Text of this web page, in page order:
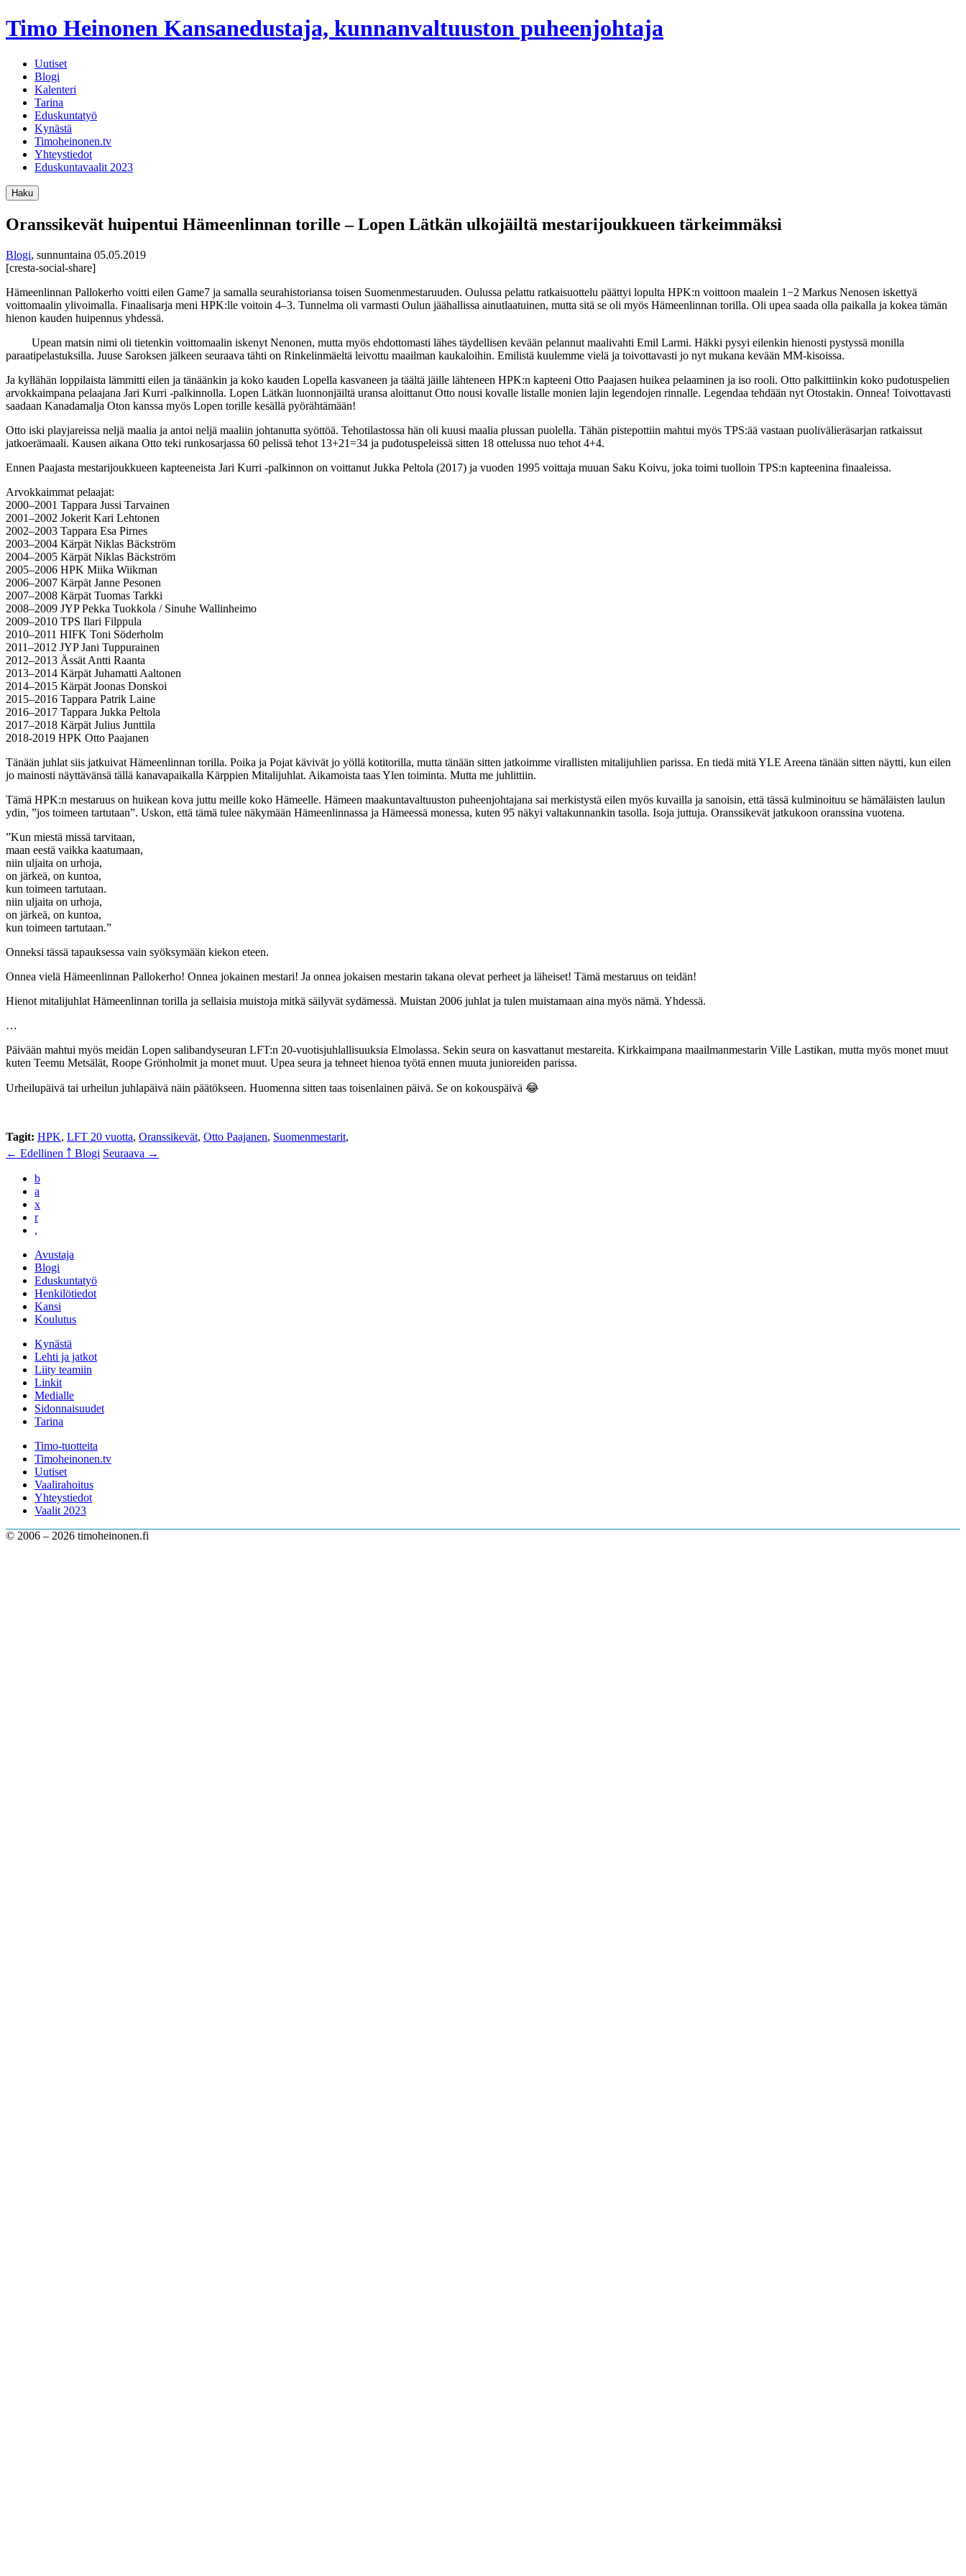
Timo Heinonen Kansanedustaja, kunnanvaltuuston puheenjohtaja
Uutiset
Blogi
Kalenteri
Tarina
Eduskuntatyö
Kynästä
Timoheinonen.tv
Yhteystiedot
Eduskuntavaalit 2023
Haku
Oranssikevät huipentui Hämeenlinnan torille – Lopen Lätkän ulkojäiltä mestarijoukkueen tärkeimmäksi
Blogi, sunnuntaina 05.05.2019
[cresta-social-share]
Hämeenlinnan Pallokerho voitti eilen Game7 ja samalla seurahistoriansa toisen Suomenmestaruuden. Oulussa pelattu ratkaisuottelu päättyi lopulta HPK:n voittoon maalein 1−2 Markus Nenosen iskettyä
voittomaalin ylivoimalla. Finaalisarja meni HPK:lle voitoin 4–3. Tunnelma oli varmasti Oulun jäähallissa ainutlaatuinen, mutta sitä se oli myös Hämeenlinnan torilla. Oli upea saada olla paikalla ja kokea tämän
hienon kauden huipennus yhdessä.
Upean matsin nimi oli tietenkin voittomaalin iskenyt Nenonen, mutta myös ehdottomasti lähes täydellisen kevään pelannut maalivahti Emil Larmi. Häkki pysyi eilenkin hienosti pystyssä monilla
paraatipelastuksilla. Juuse Saroksen jälkeen seuraava tähti on Rinkelinmäeltä leivottu maailman kaukaloihin. Emilistä kuulemme vielä ja toivottavasti jo nyt mukana kevään MM-kisoissa.
Ja kyllähän loppilaista lämmitti eilen ja tänäänkin ja koko kauden Lopella kasvaneen ja täältä jäille lähteneen HPK:n kapteeni Otto Paajasen huikea pelaaminen ja iso rooli. Otto palkittiinkin koko pudotuspelien
arvokkaimpana pelaajana Jari Kurri -palkinnolla. Lopen Lätkän luonnonjäiltä uransa aloittanut Otto nousi kovalle listalle monien lajin legendojen rinnalle. Legendaa tehdään nyt Otostakin. Onnea! Toivottavasti
saadaan Kanadamalja Oton kanssa myös Lopen torille kesällä pyörähtämään!
Otto iski playjareissa neljä maalia ja antoi neljä maaliin johtanutta syöttöä. Tehotilastossa hän oli kuusi maalia plussan puolella. Tähän pistepottiin mahtui myös TPS:ää vastaan puolivälieräsarjan ratkaissut
jatkoerämaali. Kausen aikana Otto teki runkosarjassa 60 pelissä tehot 13+21=34 ja pudotuspeleissä sitten 18 ottelussa nuo tehot 4+4.
Ennen Paajasta mestarijoukkueen kapteeneista Jari Kurri -palkinnon on voittanut Jukka Peltola (2017) ja vuoden 1995 voittaja muuan Saku Koivu, joka toimi tuolloin TPS:n kapteenina finaaleissa.
Arvokkaimmat pelaajat:
2000–2001 Tappara Jussi Tarvainen
2001–2002 Jokerit Kari Lehtonen
2002–2003 Tappara Esa Pirnes
2003–2004 Kärpät Niklas Bäckström
2004–2005 Kärpät Niklas Bäckström
2005–2006 HPK Miika Wiikman
2006–2007 Kärpät Janne Pesonen
2007–2008 Kärpät Tuomas Tarkki
2008–2009 JYP Pekka Tuokkola / Sinuhe Wallinheimo
2009–2010 TPS Ilari Filppula
2010–2011 HIFK Toni Söderholm
2011–2012 JYP Jani Tuppurainen
2012–2013 Ässät Antti Raanta
2013–2014 Kärpät Juhamatti Aaltonen
2014–2015 Kärpät Joonas Donskoi
2015–2016 Tappara Patrik Laine
2016–2017 Tappara Jukka Peltola
2017–2018 Kärpät Julius Junttila
2018-2019 HPK Otto Paajanen
Tänään juhlat siis jatkuivat Hämeenlinnan torilla. Poika ja Pojat kävivät jo yöllä kotitorilla, mutta tänään sitten jatkoimme virallisten mitalijuhlien parissa. En tiedä mitä YLE Areena tänään sitten näytti, kun eilen
jo mainosti näyttävänsä tällä kanavapaikalla Kärppien Mitalijuhlat. Aikamoista taas Ylen toiminta. Mutta me juhlittiin.
Tämä HPK:n mestaruus on huikean kova juttu meille koko Hämeelle. Hämeen maakuntavaltuuston puheenjohtajana sai merkistystä eilen myös kuvailla ja sanoisin, että tässä kulminoituu se hämäläisten laulun
ydin, ”jos toimeen tartutaan”. Uskon, että tämä tulee näkymään Hämeenlinnassa ja Hämeessä monessa, kuten 95 näkyi valtakunnankin tasolla. Isoja juttuja. Oranssikevät jatkukoon oranssina vuotena.
”Kun miestä missä tarvitaan,
maan eestä vaikka kaatumaan,
niin uljaita on urhoja,
on järkeä, on kuntoa,
kun toimeen tartutaan.
niin uljaita on urhoja,
on järkeä, on kuntoa,
kun toimeen tartutaan.”
Onneksi tässä tapauksessa vain syöksymään kiekon eteen.
Onnea vielä Hämeenlinnan Pallokerho! Onnea jokainen mestari! Ja onnea jokaisen mestarin takana olevat perheet ja läheiset! Tämä mestaruus on teidän!
Hienot mitalijuhlat Hämeenlinnan torilla ja sellaisia muistoja mitkä säilyvät sydämessä. Muistan 2006 juhlat ja tulen muistamaan aina myös nämä. Yhdessä.
…
Päivään mahtui myös meidän Lopen salibandyseuran LFT:n 20-vuotisjuhlallisuuksia Elmolassa. Sekin seura on kasvattanut mestareita. Kirkkaimpana maailmanmestarin Ville Lastikan, mutta myös monet muut
kuten Teemu Metsälät, Roope Grönholmit ja monet muut. Upea seura ja tehneet hienoa työtä ennen muuta junioreiden parissa.
Urheilupäivä tai urheilun juhlapäivä näin päätökseen. Huomenna sitten taas toisenlainen päivä. Se on kokouspäivä 😂
Tagit: HPK, LFT 20 vuotta, Oranssikevät, Otto Paajanen, Suomenmestarit,
← Edellinen ￪ Blogi Seuraava →
b
a
x
r
,
Avustaja
Blogi
Eduskuntatyö
Henkilötiedot
Kansi
Koulutus
Kynästä
Lehti ja jatkot
Liity teamiin
Linkit
Medialle
Sidonnaisuudet
Tarina
Timo-tuotteita
Timoheinonen.tv
Uutiset
Vaalirahoitus
Yhteystiedot
Vaalit 2023
© 2006 – 2026 timoheinonen.fi